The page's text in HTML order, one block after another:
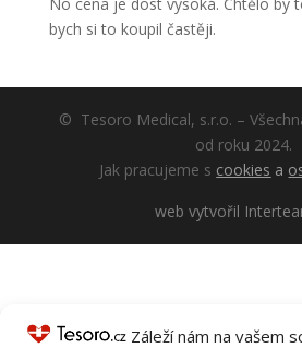
Záleží nám na vašem
bych si to koupil častěji.
© Tesoro Medical, s.r.o. –
od roku 2024.
Jak pracujeme s cookies a
web vytvořil